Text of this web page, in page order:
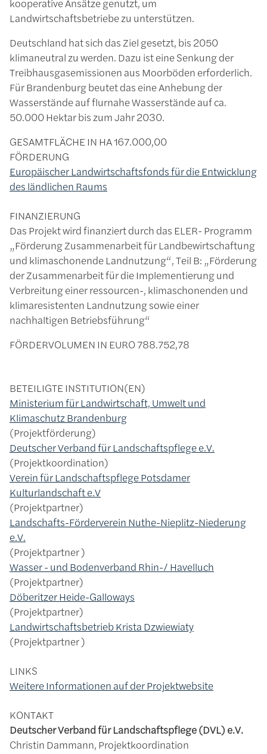
kooperative Ansätze genutzt, um
Landwirtschaftsbetriebe zu unterstützen.
Deutschland hat sich das Ziel gesetzt, bis 2050
klimaneutral zu werden. Dazu ist eine Senkung der
Treibhausgasemissionen aus Moorböden erforderlich.
Für Brandenburg beutet das eine Anhebung der
Wasserstände auf flurnahe Wasserstände auf ca.
50.000 Hektar bis zum Jahr 2030.
GESAMTFLÄCHE IN HA167.000,00
FÖRDERUNG
Europäischer Landwirtschaftsfonds für die Entwicklung
des ländlichen Raums
FINANZIERUNG
Das Projekt wird finanziert durch das ELER- Programm
„Förderung Zusammenarbeit für Landbewirtschaftung
und klimaschonende Landnutzung“, Teil B: „Förderung
der Zusammenarbeit für die Implementierung und
Verbreitung einer ressourcen-, klimaschonenden und
klimaresistenten Landnutzung sowie einer
nachhaltigen Betriebsführung“
FÖRDERVOLUMEN IN EURO788.752,78
BETEILIGTE INSTITUTION(EN)
Ministerium für Landwirtschaft, Umwelt und
Klimaschutz Brandenburg
Projektförderung
Deutscher Verband für Landschaftspflege e.V.
Projektkoordination
Verein für Landschaftspflege Potsdamer
Kulturlandschaft e.V
Projektpartner
Landschafts-Förderverein Nuthe-Nieplitz-Niederung
e.V.
Projektpartner
Wasser - und Bodenverband Rhin-/ Havelluch
Projektpartner
Döberitzer Heide-Galloways
Projektpartner
Landwirtschaftsbetrieb Krista Dzwiewiaty
Projektpartner
LINKS
Weitere Informationen auf der Projektwebsite
KONTAKT
Deutscher Verband für Landschaftspflege (DVL) e.V.
Christin Dammann, Projektkoordination